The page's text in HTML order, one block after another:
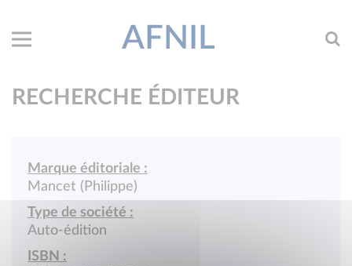
AFNIL
RECHERCHE ÉDITEUR
Marque éditoriale :
Mancet (Philippe)
Type de société :
Auto-édition
ISBN :